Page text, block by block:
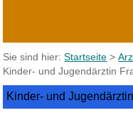
Sie sind hier:Startseite >
Kinder- und Jugendärztin
Kinder- und